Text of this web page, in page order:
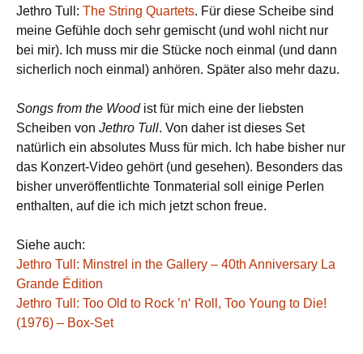
Jethro Tull: The String Quartets. Für diese Scheibe sind
meine Gefühle doch sehr gemischt (und wohl nicht nur
bei mir). Ich muss mir die Stücke noch einmal (und dann
sicherlich noch einmal) anhören. Später also mehr dazu.
Songs from the Woodist für mich eine der liebsten
Scheiben von Jethro Tull. Von daher ist dieses Set
natürlich ein absolutes Muss für mich. Ich habe bisher nur
das Konzert-Video gehört (und gesehen). Besonders das
bisher unveröffentlichte Tonmaterial soll einige Perlen
enthalten, auf die ich mich jetzt schon freue.
Siehe auch:
Jethro Tull: Minstrel in the Gallery – 40th Anniversary La
Grande Édition
Jethro Tull: Too Old to Rock ’n‘ Roll, Too Young to Die!
(1976) – Box-Set